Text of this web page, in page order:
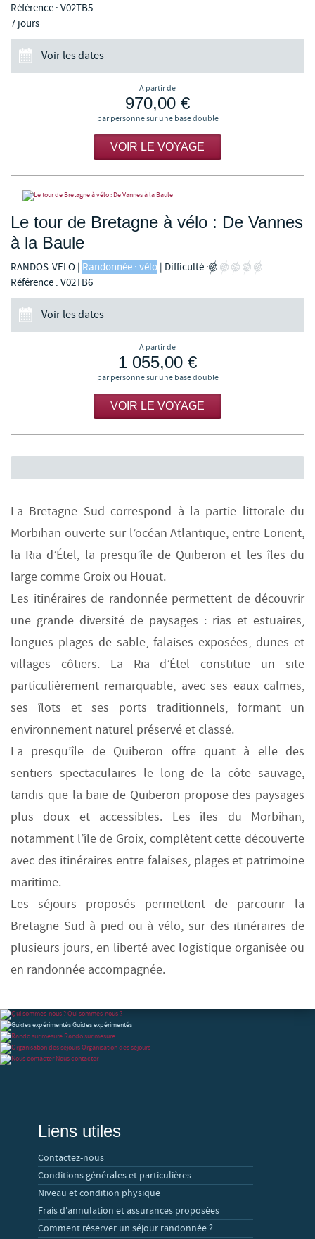
Référence : V02TB5
7 jours
Voir les dates
A partir de
970,00 €
par personne sur une base double
VOIR LE VOYAGE
Le tour de Bretagne à vélo : De Vannes
à la Baule
RANDOS-VELO | Randonnée : vélo | Difficulté :
Référence : V02TB6
Voir les dates
A partir de
1 055,00 €
par personne sur une base double
VOIR LE VOYAGE
La Bretagne Sud correspond à la partie littorale du
Morbihan ouverte sur l’océan Atlantique, entre Lorient,
la Ria d’Étel, la presqu’île de Quiberon et les îles du
large comme Groix ou Houat.
Les itinéraires de randonnée permettent de découvrir
une grande diversité de paysages : rias et estuaires,
longues plages de sable, falaises exposées, dunes et
villages côtiers. La Ria d’Étel constitue un site
particulièrement remarquable, avec ses eaux calmes,
ses îlots et ses ports traditionnels, formant un
environnement naturel préservé et classé.
La presqu’île de Quiberon offre quant à elle des
sentiers spectaculaires le long de la côte sauvage,
tandis que la baie de Quiberon propose des paysages
plus doux et accessibles. Les îles du Morbihan,
notamment l’île de Groix, complètent cette découverte
avec des itinéraires entre falaises, plages et patrimoine
maritime.
Les séjours proposés permettent de parcourir la
Bretagne Sud à pied ou à vélo, sur des itinéraires de
plusieurs jours, en liberté avec logistique organisée ou
en randonnée accompagnée.
Qui sommes-nous ?
Guides expérimentés
Rando sur mesure
Organisation des séjours
Nous contacter
Liens utiles
Contactez-nous
Conditions générales et particulières
Niveau et condition physique
Frais d'annulation et assurances proposées
Comment réserver un séjour randonnée ?